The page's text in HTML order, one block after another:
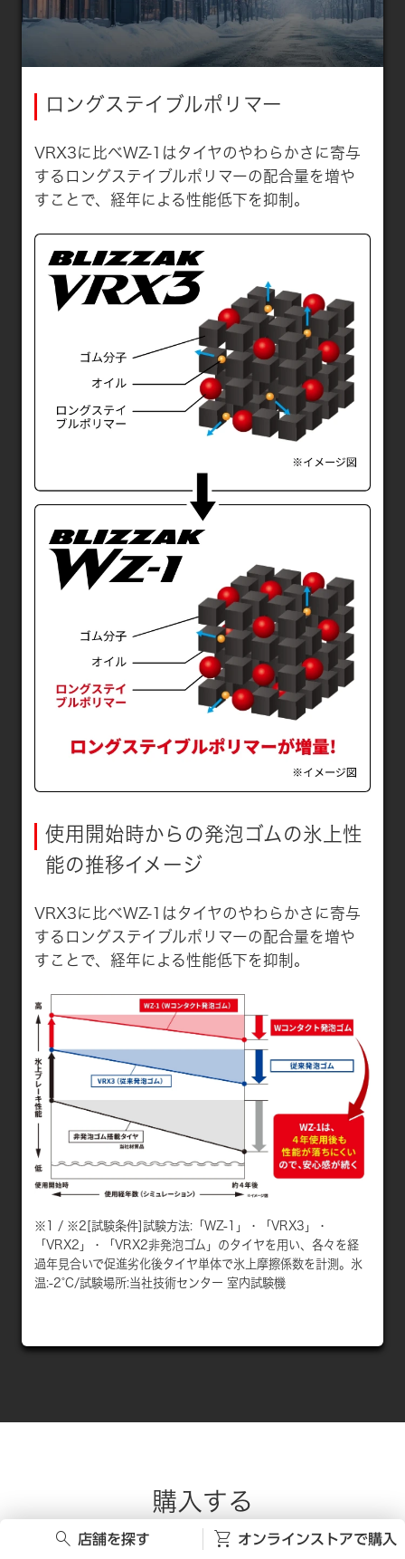
search 店舗を探す shopping_cart オンラインストアで購入
ロングステイブルポリマー
VRX3に比べWZ-1はタイヤのやわらかさに寄与
するロングステイブルポリマーの配合量を増や
すことで、経年による性能低下を抑制。
使用開始時からの発泡ゴムの氷上性
能の推移イメージ
VRX3に比べWZ-1はタイヤのやわらかさに寄与
するロングステイブルポリマーの配合量を増や
すことで、経年による性能低下を抑制。
※1 / ※2[試験条件]試験方法:「WZ-1」・「VRX3」・
「VRX2」・「VRX2非発泡ゴム」のタイヤを用い、各々を経
過年見合いで促進劣化後タイヤ単体で氷上摩擦係数を計測。氷
温:-2°C/試験場所:当社技術センター 室内試験機
購入する
STORE